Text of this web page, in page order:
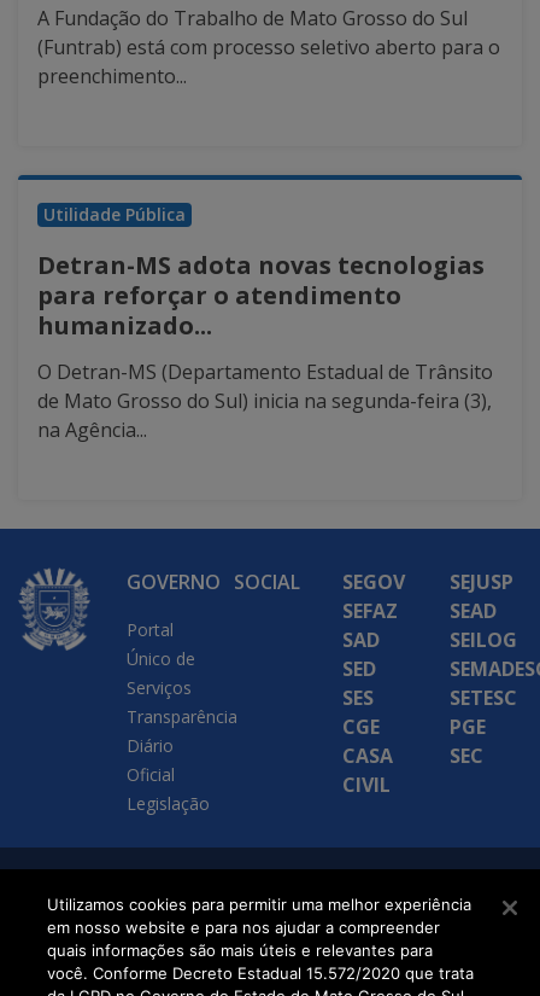
A Fundação do Trabalho de Mato Grosso do Sul
(Funtrab) está com processo seletivo aberto para o
preenchimento...
Utilidade Pública
Detran-MS adota novas tecnologias
para reforçar o atendimento
humanizado...
O Detran-MS (Departamento Estadual de Trânsito
de Mato Grosso do Sul) inicia na segunda-feira (3),
na Agência...
GOVERNO
Portal
Único de
Serviços
Transparência
Diário
Oficial
Legislação
SOCIAL
SEGOV
SEFAZ
SAD
SED
SES
CGE
CASA
CIVIL
SEJUSP
SEAD
SEILOG
SETESC
PGE
SEC
SETDIG | Secretaria-
Executiva de
Transformação Digital
Utilizamos cookies para permitir uma melhor experiência
em nosso website e para nos ajudar a compreender
quais informações são mais úteis e relevantes para
você. Conforme Decreto Estadual 15.572/2020 que trata